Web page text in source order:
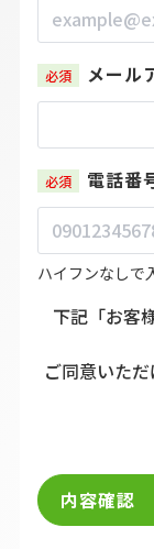
メール
電話番
ハイフンなしで
下記「お客
ご同意いた